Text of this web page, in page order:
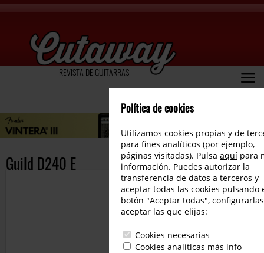
REVISTA DE GUITARRAS
Guild D240 E
Política de cookies
Utilizamos cookies propias y de
para fines analíticos (por ejemplo,
páginas visitadas). Pulsa aquí para
información. Puedes autorizar la
transferencia de datos a terceros y
aceptar todas las cookies pulsando
botón "Aceptar todas",
aceptar las que elijas:
Cookies necesarias
Cookies analíticas más info